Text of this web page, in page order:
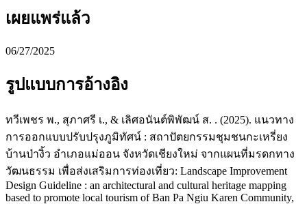
เผยแพร่แล้ว
06/27/2025
รูปแบบการอ้างอิง
ทวีเพชร พ., สุภาศรี เ., & เลิศอนันต์พิพัฒน์ ส. . (2025). แนวทาง
การออกแบบปรับปรุงภูมิทัศน์ : สถาปัตยกรรมชุมชนกะเหรี่ยง
บ้านป่างิ้ว อำเภอแม่ออน จังหวัดเชียงใหม่ จากแผนที่มรดกทาง
วัฒนธรรม เพื่อส่งเสริมการท่องเที่ยว: Landscape Improvement
Design Guideline : an architectural and cultural heritage mapping
based to promote local tourism of Ban Pa Ngiu Karen Community,